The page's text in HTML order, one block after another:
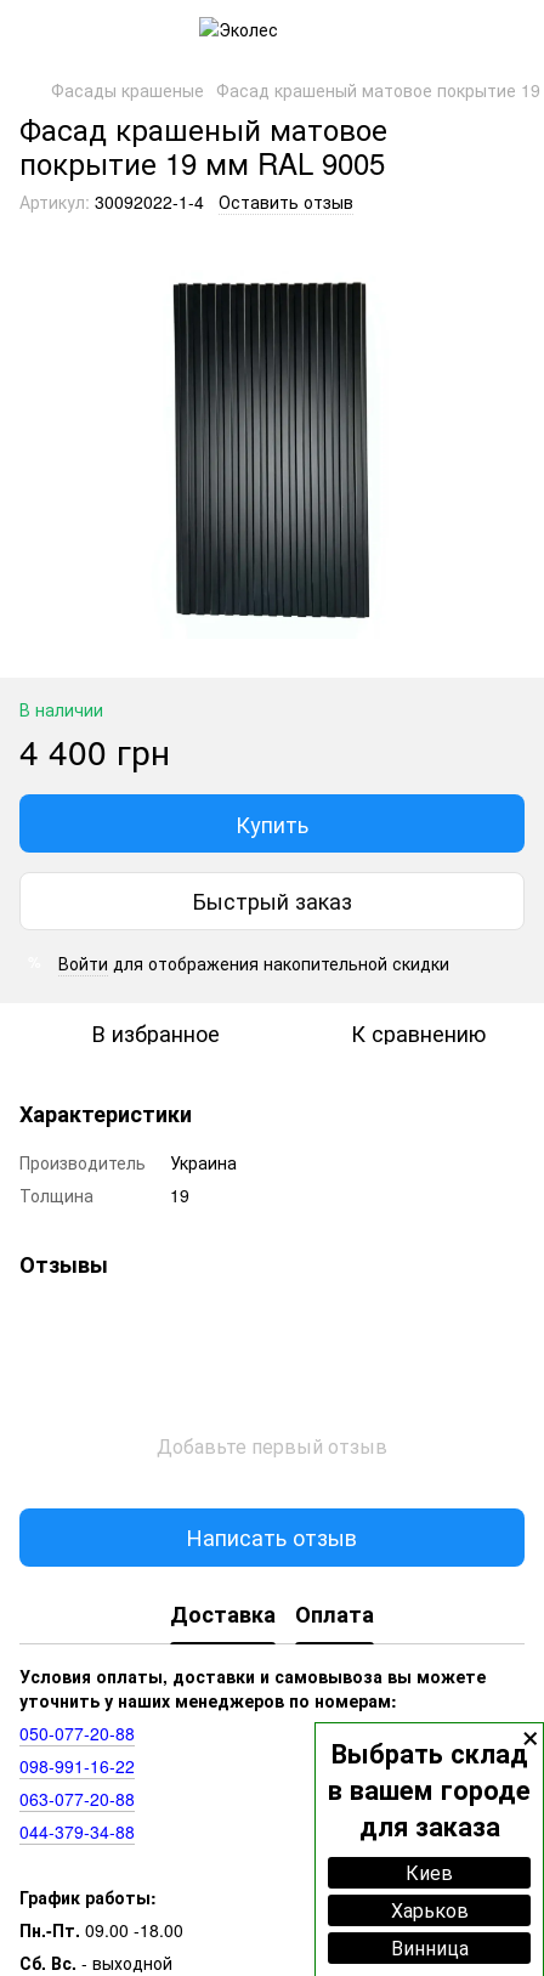
×
Выбрать склад
в вашем городе
для заказа
Киев
Харьков
Винница
Фасады крашеные Фасад крашеный матовое покрытие
Фасад крашеный матовое
покрытие 19 мм RAL 9005
Артикул: 30092022-1-4 Оставить отзыв
В наличии
4 400 грн
Купить
Быстрый заказ
Войти для отображения накопительной скидки
В избранное К сравнению
Характеристики
Производитель
Украина
Толщина
19
Отзывы
Добавьте первый отзыв
Написать отзыв
Доставка Оплата
Условия оплаты, доставки и самовывоза вы можете
уточнить у наших менеджеров по номерам:
050‑077‑20‑88
098‑991‑16‑22
063‑077‑20‑88
044‑379‑34‑88
График работы:
Пн.-Пт. 09.00 -18.00
Сб. Вс. - выходной